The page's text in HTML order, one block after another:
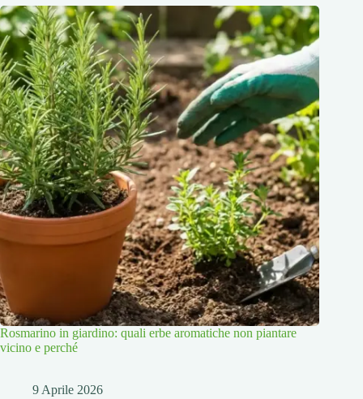
Rosmarino in giardino: quali erbe aromatiche non piantare
vicino e perché
9 Aprile 2026